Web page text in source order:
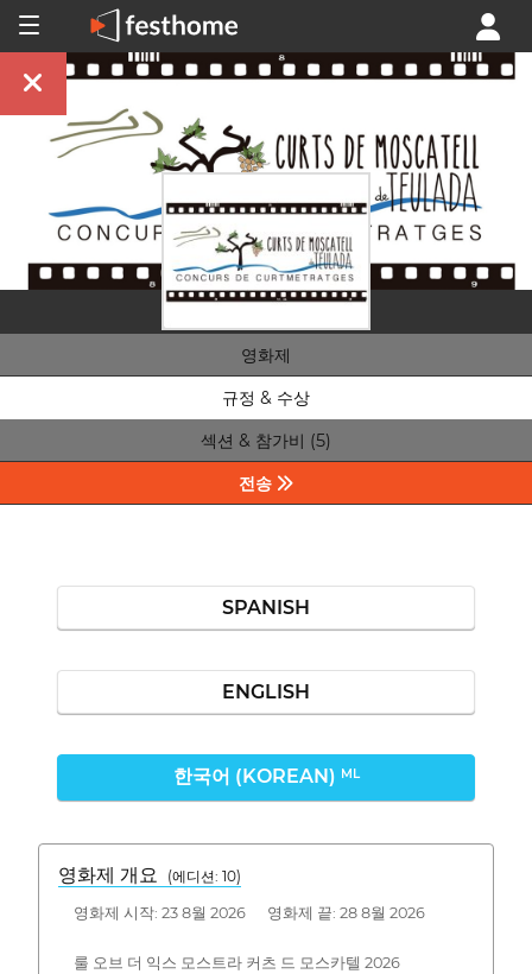
영화제
규정 & 수상
섹션 & 참가비 (5)
전송
SPANISH
ENGLISH
한국어 (KOREAN) ML
영화제 개요 (에디션: 10)
영화제 시작: 23 8월 2026 영화제 끝: 28 8월 2026
룰 오브 더 익스 모스트라 커츠 드 모스카텔 2026